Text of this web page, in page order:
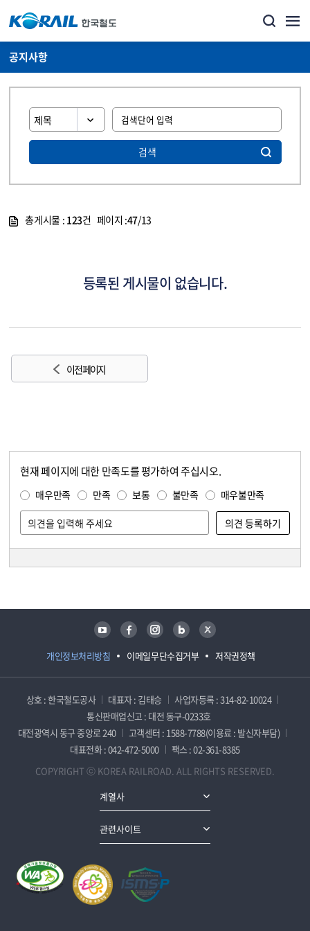
공지사항
검색
총게시물 : 123건 페이지 :47/13
등록된 게시물이 없습니다.
이전 페이지
현재 페이지에 대한 만족도를 평가하여 주십시오.
매우만족 만족 보통 불만족 매우불만족
개인정보처리방침 이메일무단수집거부 저작권정책
유튜브 페이스북 인스타그램 블로그 트위터
상호 : 한국철도공사 대표자 : 김태승
사업자등록 : 314-82-10024
통신판매업신고 : 대전 동구-0233호
대전광역시 동구 중앙로 240
고객센터 : 1588-7788(이용료 : 발신자부담)
대표전화 : 042-472-5000
팩스 : 02-361-8385
COPYRIGHT ⓒ KOREA RAILROAD. ALL RIGHTS RESERVED.
계열사
관련사이트